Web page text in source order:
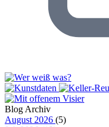
Blog Archiv
August 2026 (5)